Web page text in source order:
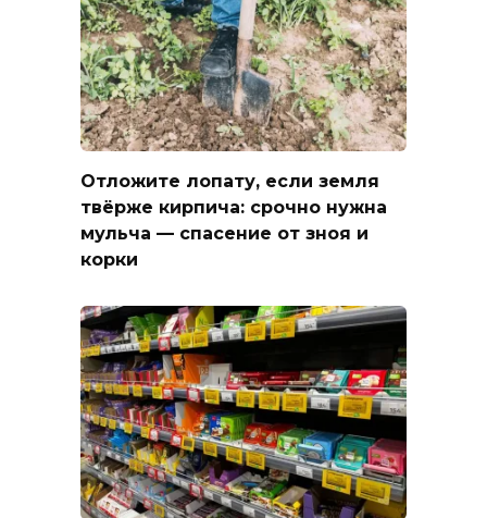
Отложите лопату, если земля
твёрже кирпича: срочно нужна
мульча — спасение от зноя и
корки